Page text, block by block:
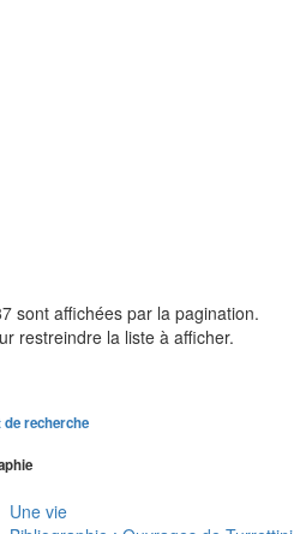
sont affichées par la pagination.
restreindre la liste à afficher.
recherche
Une vie